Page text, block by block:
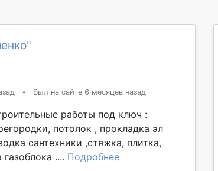
• Был на сайте 6 месяцев назад
работы под ключ :
потолок , прокладка эл
сантехники ,стяжка, плитка,
.... Подробнее